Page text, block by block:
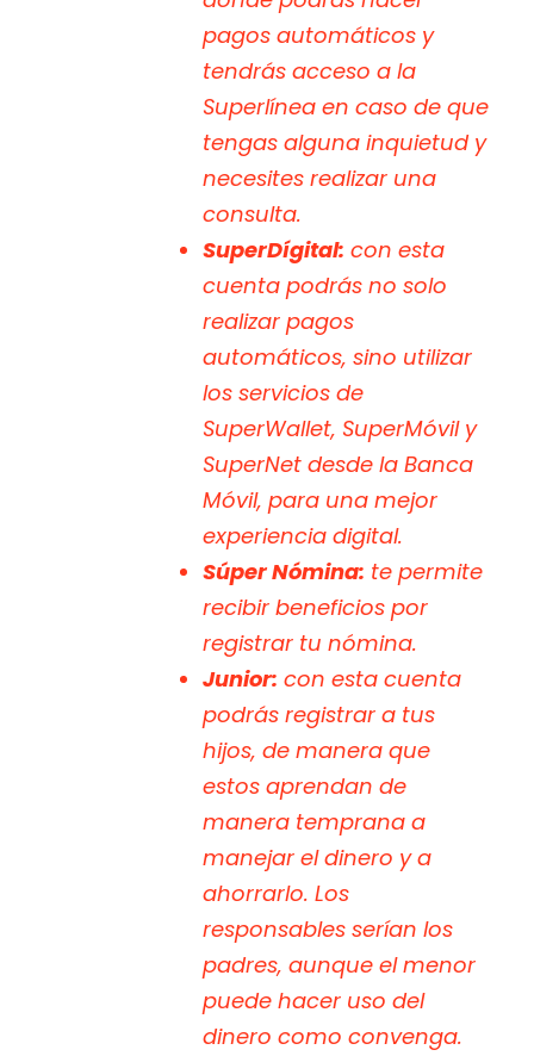
pagos automáticos y
tendrás acceso a la
Superlínea en caso de que
tengas alguna inquietud y
necesites realizar una
consulta.
SuperDígital: con esta
cuenta podrás no solo
realizar pagos
automáticos, sino utilizar
los servicios de
SuperWallet, SuperMóvil y
SuperNet desde la Banca
Móvil, para una mejor
experiencia digital.
Súper Nómina: te permite
recibir beneficios por
registrar tu nómina.
Junior: con esta cuenta
podrás registrar a tus
hijos, de manera que
estos aprendan de
manera temprana a
manejar el dinero y a
ahorrarlo. Los
responsables serían los
padres, aunque el menor
puede hacer uso del
dinero como convenga.